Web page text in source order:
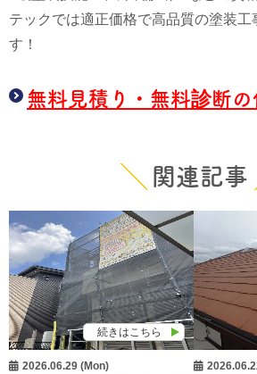
テックでは適正価格で高品質の塗装工
す！
無料見積り・無料診断の
関連記事
続きはこちら
2026.06.29 (Mon)